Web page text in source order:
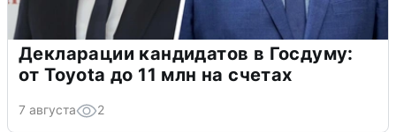
Декларации кандидатов в Госдуму:
от Toyota до 11 млн на счетах
7 августа 2